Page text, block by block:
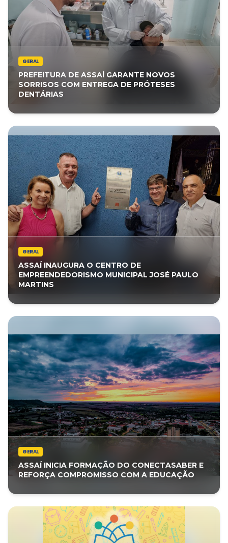
GERAL
PREFEITURA DE ASSAÍ GARANTE NOVOS
SORRISOS COM ENTREGA DE PRÓTESES
DENTÁRIAS
GERAL
ASSAÍ INAUGURA O CENTRO DE
EMPREENDEDORISMO MUNICIPAL JOSÉ PAULO
MARTINS
GERAL
ASSAÍ INICIA FORMAÇÃO DO CONECTASABER E
REFORÇA COMPROMISSO COM A EDUCAÇÃO